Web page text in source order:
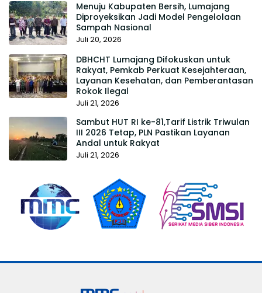
Menuju Kabupaten Bersih, Lumajang
Diproyeksikan Jadi Model Pengelolaan
Sampah Nasional
Juli 20, 2026
DBHCHT Lumajang Difokuskan untuk
Rakyat, Pemkab Perkuat Kesejahteraan,
Layanan Kesehatan, dan Pemberantasan
Rokok Ilegal
Juli 21, 2026
Sambut HUT RI ke-81,Tarif Listrik Triwulan
III 2026 Tetap, PLN Pastikan Layanan
Andal untuk Rakyat
Juli 21, 2026